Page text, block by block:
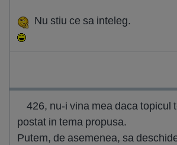
Nu stiu ce sa inteleg.
426, nu-i vina mea daca topicul
postat in tema propusa.
Putem, de asemenea, sa